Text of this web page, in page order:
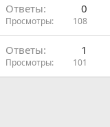
Ответы 0
Просмотры 108
Ответы 1
Просмотры 101